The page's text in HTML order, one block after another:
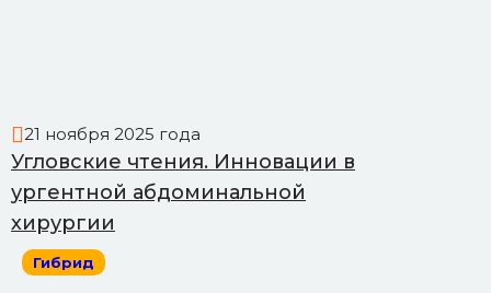
21 ноября 2025 года
Угловские чтения. Инновации в
ургентной абдоминальной
хирургии
Гибрид